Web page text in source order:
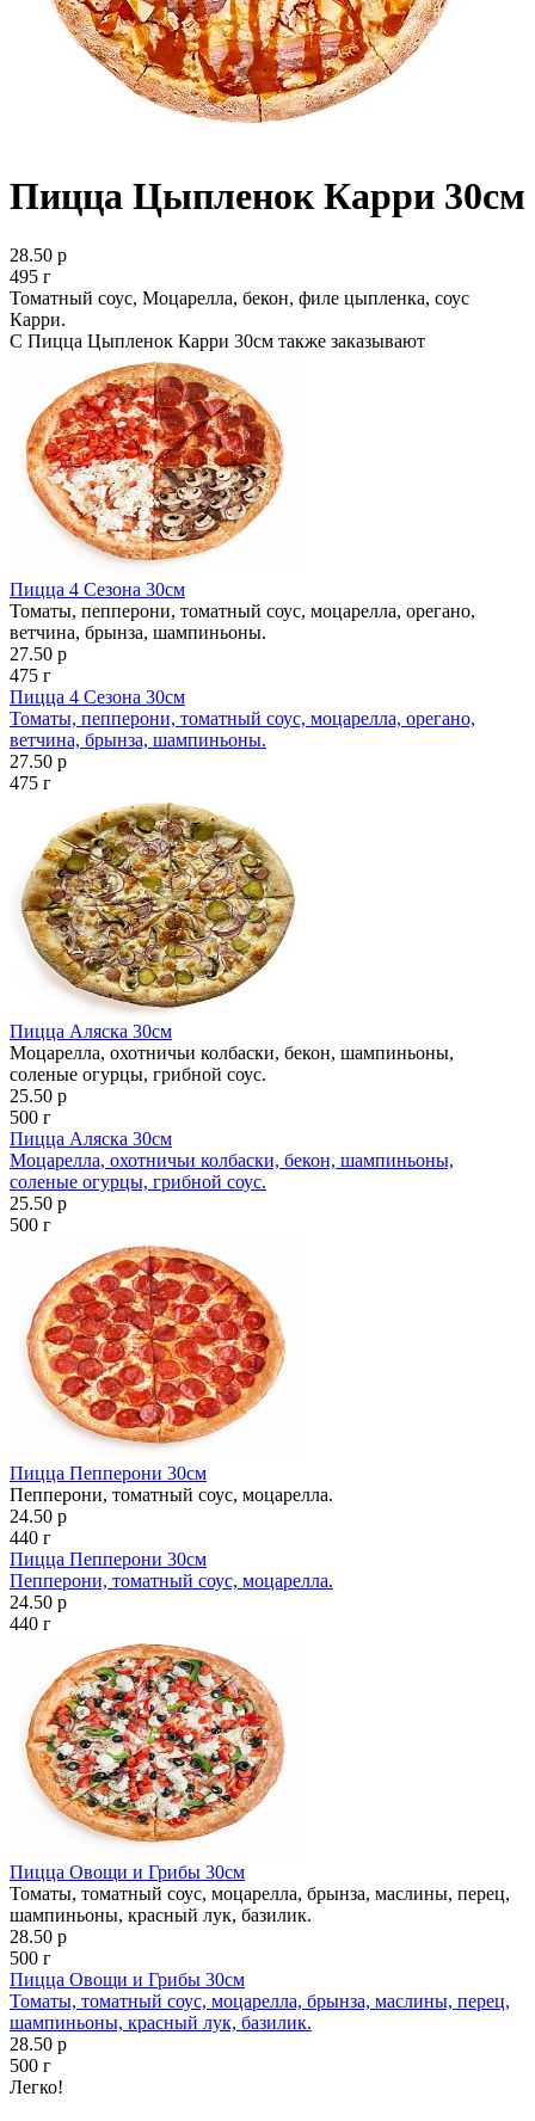
Пицца Цыпленок Карри 30см
28.50 р
495 г
Томатный соус, Моцарелла, бекон, филе цыпленка, соус
Карри.
С Пицца Цыпленок Карри 30см также заказывают
Пицца 4 Сезона 30см
Томаты, пепперони, томатный соус, моцарелла, орегано,
ветчина, брынза, шампиньоны.
27.50 р
475 г
Пицца 4 Сезона 30см
Томаты, пепперони, томатный соус, моцарелла, орегано,
ветчина, брынза, шампиньоны.
27.50 р
475 г
Пицца Аляска 30см
Моцарелла, охотничьи колбаски, бекон, шампиньоны,
соленые огурцы, грибной соус.
25.50 р
500 г
Пицца Аляска 30см
Моцарелла, охотничьи колбаски, бекон, шампиньоны,
соленые огурцы, грибной соус.
25.50 р
500 г
Пицца Пепперони 30см
Пепперони, томатный соус, моцарелла.
24.50 р
440 г
Пицца Пепперони 30см
Пепперони, томатный соус, моцарелла.
24.50 р
440 г
Пицца Овощи и Грибы 30см
Томаты, томатный соус, моцарелла, брынза, маслины, перец,
шампиньоны, красный лук, базилик.
28.50 р
500 г
Пицца Овощи и Грибы 30см
Томаты, томатный соус, моцарелла, брынза, маслины, перец,
шампиньоны, красный лук, базилик.
28.50 р
500 г
Легко!